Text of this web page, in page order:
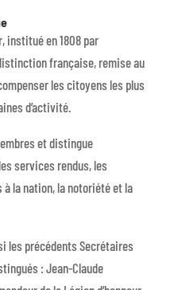
institué en 1808 par
française, remise au
les citoyens les plus
d’activité.
et distingue
services rendus, les
la nation, la notoriété et la
les précédents Secrétaires
: Jean-Claude